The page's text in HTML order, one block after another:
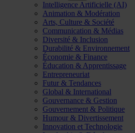
Intelligence Artificielle (AI)
Animation & Modération
Arts, Culture & Société
Communication & Médias
Diversité & Inclusion
Durabilité & Environnement
Économie & Finance
Éducation & Apprentissage
Entrepreneuriat
Futur & Tendances
Global & International
Gouvernance & Gestion
Gouvernement & Politique
Humour & Divertissement
Innovation et Technologie